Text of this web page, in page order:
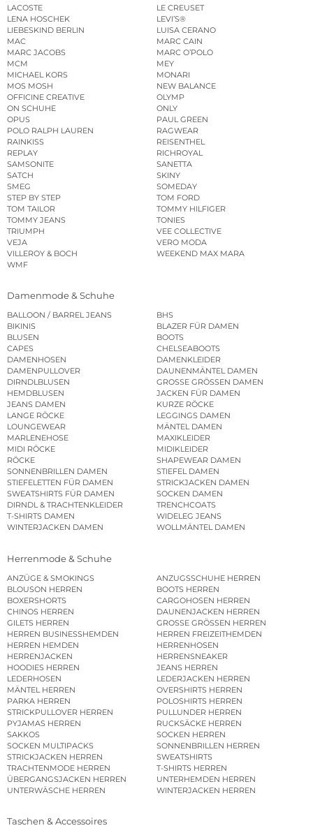
LACOSTE
LE CREUSET
LENA HOSCHEK
LEVI’S®
LIEBESKIND BERLIN
LUISA CERANO
MAC
MARC CAIN
MARC JACOBS
MARC O’POLO
MCM
MEY
MICHAEL KORS
MONARI
MOS MOSH
NEW BALANCE
OFFICINE CREATIVE
OLYMP
ON SCHUHE
ONLY
OPUS
PAUL GREEN
POLO RALPH LAUREN
RAGWEAR
RAINKISS
REISENTHEL
REPLAY
RICHROYAL
SAMSONITE
SANETTA
SATCH
SKINY
SMEG
SOMEDAY
STEP BY STEP
TOM FORD
TOM TAILOR
TOMMY HILFIGER
TOMMY JEANS
TONIES
TRIUMPH
VEE COLLECTIVE
VEJA
VERO MODA
VILLEROY & BOCH
WEEKEND MAX MARA
WMF
Damenmode & Schuhe
BALLOON / BARREL JEANS
BHS
BIKINIS
BLAZER FÜR DAMEN
BLUSEN
BOOTS
CAPES
CHELSEABOOTS
DAMENHOSEN
DAMENKLEIDER
DAMENPULLOVER
DAUNENMÄNTEL DAMEN
DIRNDLBLUSEN
GROSSE GRÖSSEN DAMEN
HEMDBLUSEN
JACKEN FÜR DAMEN
JEANS DAMEN
KURZE RÖCKE
LANGE RÖCKE
LEGGINGS DAMEN
LOUNGEWEAR
MÄNTEL DAMEN
MARLENEHOSE
MAXIKLEIDER
MIDI RÖCKE
MIDIKLEIDER
RÖCKE
SHAPEWEAR DAMEN
SONNENBRILLEN DAMEN
STIEFEL DAMEN
STIEFELETTEN FÜR DAMEN
STRICKJACKEN DAMEN
SWEATSHIRTS FÜR DAMEN
SOCKEN DAMEN
DIRNDL & TRACHTENKLEIDER
TRENCHCOATS
T-SHIRTS DAMEN
WIDELEG JEANS
WINTERJACKEN DAMEN
WOLLMÄNTEL DAMEN
Herrenmode & Schuhe
ANZÜGE & SMOKINGS
ANZUGSSCHUHE HERREN
BLOUSON HERREN
BOOTS HERREN
BOXERSHORTS
CARGOHOSEN HERREN
CHINOS HERREN
DAUNENJACKEN HERREN
GILETS HERREN
GROSSE GRÖSSEN HERREN
HERREN BUSINESSHEMDEN
HERREN FREIZEITHEMDEN
HERREN HEMDEN
HERRENHOSEN
HERRENJACKEN
HERRENSNEAKER
HOODIES HERREN
JEANS HERREN
LEDERHOSEN
LEDERJACKEN HERREN
MÄNTEL HERREN
OVERSHIRTS HERREN
PARKA HERREN
POLOSHIRTS HERREN
STRICKPULLOVER HERREN
PULLUNDER HERREN
PYJAMAS HERREN
RUCKSÄCKE HERREN
SAKKOS
SOCKEN HERREN
SOCKEN MULTIPACKS
SONNENBRILLEN HERREN
STRICKJACKEN HERREN
SWEATSHIRTS
TRACHTENMODE HERREN
T-SHIRTS HERREN
ÜBERGANGSJACKEN HERREN
UNTERHEMDEN HERREN
UNTERWÄSCHE HERREN
WINTERJACKEN HERREN
Taschen & Accessoires